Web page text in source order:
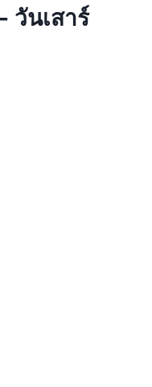
วันเสาร์